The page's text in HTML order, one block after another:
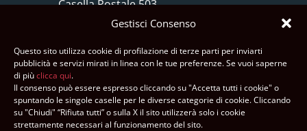
Gestisci Consenso
Questo sito utilizza cookie di profilazione di terze parti per inviarti
pubblicità e servizi mirati in linea con le tue preferenze. Se vuoi saperne
di piùclicca qui.
Il consenso può essere espresso cliccando su "Accetta tutti i cookie" o
spuntando le singole caselle per le diverse categorie di cookie. Cliccando
su "Chiudi" “Rifiuta tutti” o sulla X il sito utilizzerà solo i cookie
strettamente necessari al funzionamento del sito.
Casella Postale 503
6512 Giubiasco TI
+41 91 840 29 03
info@amca.ch